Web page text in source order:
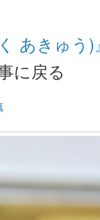
あきゅ
に戻る